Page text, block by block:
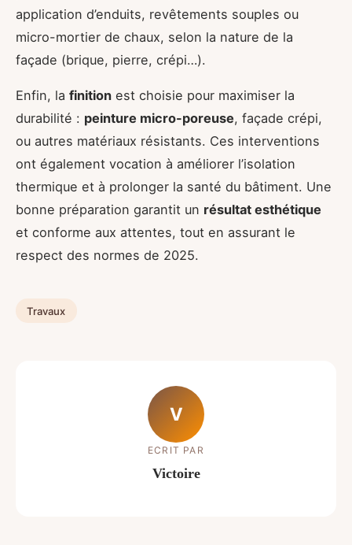
application d’enduits, revêtements souples ou
micro-mortier de chaux, selon la nature de la
façade (brique, pierre, crépi…).
Enfin, la finition est choisie pour maximiser la
durabilité : peinture micro-poreuse, façade crépi,
ou autres matériaux résistants. Ces interventions
ont également vocation à améliorer l’isolation
thermique et à prolonger la santé du bâtiment. Une
bonne préparation garantit un résultat esthétique
et conforme aux attentes, tout en assurant le
respect des normes de 2025.
Travaux
V
ECRIT PAR
Victoire